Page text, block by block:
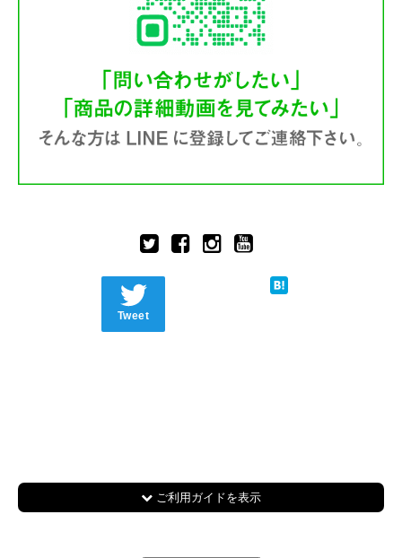
Tweet
ご利用ガイドを表示